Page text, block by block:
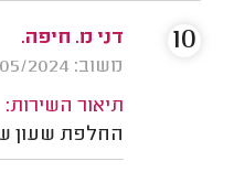
דני מ. חיפה.
משוב: 16/05/2024
תיאור השירות:
החלפת שעון
10